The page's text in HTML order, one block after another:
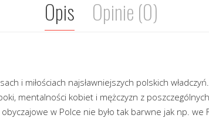
Opis Opinie (0)
i miłościach najsławniejszych polskich
mentalności kobiet i mężczyzn z
w Polce nie było tak barwne jak np. we